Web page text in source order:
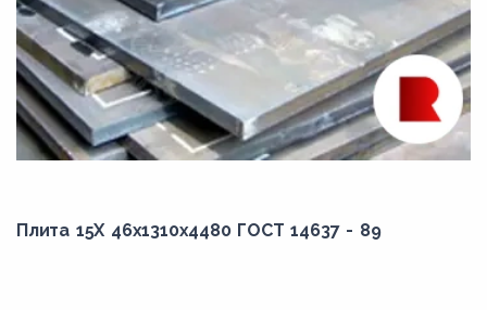
Плита 15Х 46x1310x4480 ГОСТ 14637 - 89